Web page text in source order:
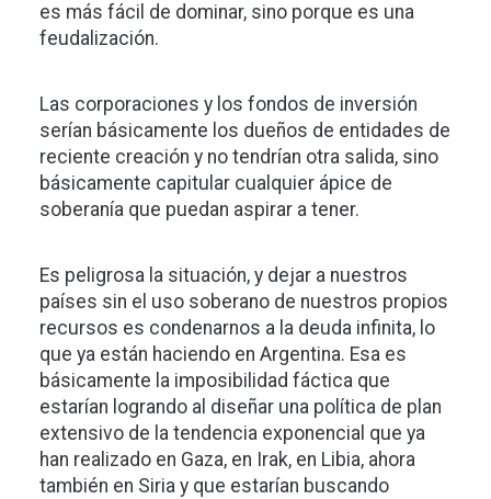
es más fácil de dominar, sino porque es una
feudalización.
Las corporaciones y los fondos de inversión
serían básicamente los dueños de entidades de
reciente creación y no tendrían otra salida, sino
básicamente capitular cualquier ápice de
soberanía que puedan aspirar a tener.
Es peligrosa la situación, y dejar a nuestros
países sin el uso soberano de nuestros propios
recursos es condenarnos a la deuda infinita, lo
que ya están haciendo en Argentina. Esa es
básicamente la imposibilidad fáctica que
estarían logrando al diseñar una política de plan
extensivo de la tendencia exponencial que ya
han realizado en Gaza, en Irak, en Libia, ahora
también en Siria y que estarían buscando